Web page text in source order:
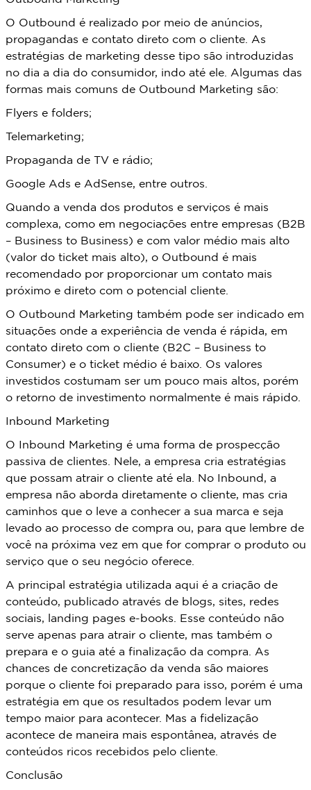
O Outbound é realizado por meio de anúncios,
propagandas e contato direto com o cliente. As
estratégias de marketing desse tipo são introduzidas
no dia a dia do consumidor, indo até ele. Algumas das
formas mais comuns de Outbound Marketing são:
Flyers e folders;
Telemarketing;
Propaganda de TV e rádio;
Google Ads e AdSense, entre outros.
Quando a venda dos produtos e serviços é mais
complexa, como em negociações entre empresas (B2B
– Business to Business) e com valor médio mais alto
(valor do ticket mais alto), o Outbound é mais
recomendado por proporcionar um contato mais
próximo e direto com o potencial cliente.
O Outbound Marketing também pode ser indicado em
situações onde a experiência de venda é rápida, em
contato direto com o cliente (B2C – Business to
Consumer) e o ticket médio é baixo. Os valores
investidos costumam ser um pouco mais altos, porém
o retorno de investimento normalmente é mais rápido.
Inbound Marketing
O Inbound Marketing é uma forma de prospecção
passiva de clientes. Nele, a empresa cria estratégias
que possam atrair o cliente até ela. No Inbound, a
empresa não aborda diretamente o cliente, mas cria
caminhos que o leve a conhecer a sua marca e seja
levado ao processo de compra ou, para que lembre de
você na próxima vez em que for comprar o produto ou
serviço que o seu negócio oferece.
A principal estratégia utilizada aqui é a criação de
conteúdo, publicado através de blogs, sites, redes
sociais, landing pages e-books. Esse conteúdo não
serve apenas para atrair o cliente, mas também o
prepara e o guia até a finalização da compra. As
chances de concretização da venda são maiores
porque o cliente foi preparado para isso, porém é uma
estratégia em que os resultados podem levar um
tempo maior para acontecer. Mas a fidelização
acontece de maneira mais espontânea, através de
conteúdos ricos recebidos pelo cliente.
Conclusão